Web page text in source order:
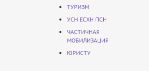
ТУРИЗМ
УСН ЕСХН ПСН
ЧАСТИЧНАЯ
МОБИЛИЗАЦИЯ
ЮРИСТУ